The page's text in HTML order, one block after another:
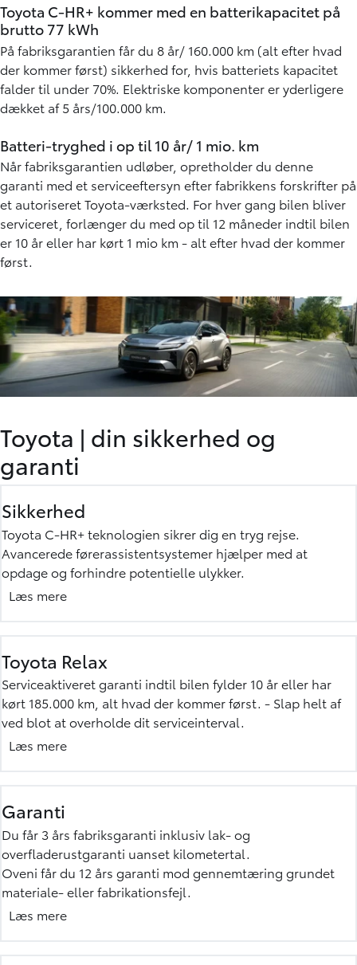
Toyota C-HR+ kommer med en batterikapacitet på
brutto 77 kWh
På fabriksgarantien får du 8 år/ 160.000 km (alt efter hvad
der kommer først) sikkerhed for, hvis batteriets kapacitet
falder til under 70%. Elektriske komponenter er yderligere
dækket af 5 års/100.000 km.
Batteri-tryghed i op til 10 år/ 1 mio. km
Når fabriksgarantien udløber, opretholder du denne
garanti med et serviceeftersyn efter fabrikkens forskrifter på
et autoriseret Toyota-værksted. For hver gang bilen bliver
serviceret, forlænger du med op til 12 måneder indtil bilen
er 10 år eller har kørt 1 mio km - alt efter hvad der kommer
først.
Toyota | din sikkerhed og
garanti
Sikkerhed
Toyota C-HR+ teknologien sikrer dig en tryg rejse.
Avancerede førerassistentsystemer hjælper med at
opdage og forhindre potentielle ulykker.
For høj sikkerhed er C-HR+ udstyret med T-Mate - din
Toyota altid har den nyeste software og funktioner. Med T-
Mate er du i gode hænder på vejen..
Læs mere
Toyota Relax
Serviceaktiveret garanti indtil bilen fylder 10 år eller har
kørt 185.000 km, alt hvad der kommer først. - Slap helt af
ved blot at overholde dit serviceinterval.
Din Toyota får automatisk Toyota Relax, når du kører den til
185.000 km, uanset om du køber den som ny eller brugt.
Du aktiverer altså Toyota Relax ved at få bilen serviceret på
et autoriseret Toyota værksted.
Mere om Toyota Relax
Læs mere
Garanti
Du får 3 års fabriksgaranti inklusiv lak- og
overfladerustgaranti uanset kilometertal.
Oveni får du 12 års garanti mod gennemtæring grundet
materiale- eller fabrikationsfejl.
Får din bil skiftet reservedele på et autoriseret Toyota
Læs mere